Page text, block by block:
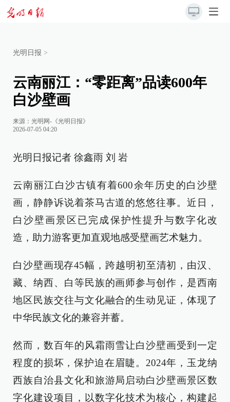
光明日报 >
云南丽江：“零距离”品读600年
白沙壁画
来源： 光明网-《光明日报》
2026-07-05 04:20
光明日报记者 徐鑫雨 刘 岩
云南丽江白沙古镇有着600余年历史的白沙壁
画，静静诉说着茶马古道的悠悠往事。近日，
白沙壁画景区已完成保护性提升与数字化改
造，助力游客更加直观地感受壁画艺术魅力。
白沙壁画现存45幅，跨越明初至清初，由汉、
藏、纳西、白等民族的画师参与创作，是西南
地区民族交往与文化融合的生动见证，体现了
中华民族文化的兼容并蓄。
然而，数百年的风霜雨雪让白沙壁画受到一定
程度的损坏，保护迫在眉睫。2024年，玉龙纳
西族自治县文化和旅游局启动白沙壁画景区数
字化建设项目，以数字化技术为核心，构建起